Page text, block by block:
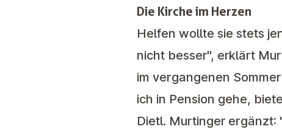
Die Kirche im Herzen
Helfen wollte sie stets
nicht besser", erklärt
im vergangenen
ich in Pension gehe,
Dietl. Murtinger ergänzt: